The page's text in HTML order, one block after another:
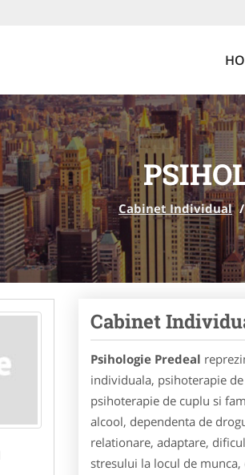
Cabinet Individual
Cabinet
Psihologie Predeal
individuala, psihoterapie
psihoterapie de cuplu si
alcool, dependenta de
relationare, adaptare,
stresului la locul de